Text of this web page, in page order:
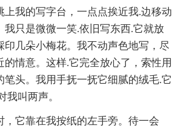
上我的写字台，一点点挨近我.边移动
我只是微微一笑.依旧写东西.它就放
印几朵小梅花。我不动声色地写，尽
的情意。这样.它完全放心了，索性用
笔头。我用手抚一抚它细腻的绒毛.它
我叫两声。
，它靠在我按纸的左手旁。待一会